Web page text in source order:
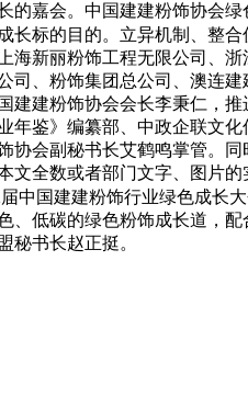
嘉会。中国建建粉饰协会
长标的目的。立异机制、整
新丽粉饰工程无限公司、
、粉饰集团总公司、澳连
建粉饰协会会长李秉仁，
鉴》编纂部、中政企联文
会副秘书长艾鹤鸣掌管。
全数或者部门文字、图片
国建建粉饰行业绿色成长
低碳的绿色粉饰成长道，
秘书长赵正挺。